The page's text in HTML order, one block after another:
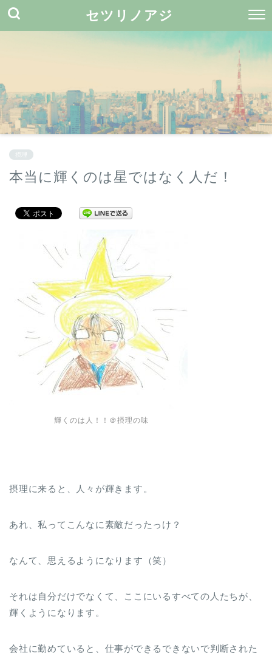
セツリノアジ
本当に輝くのは星ではなく人だ！
輝くのは人！！＠摂理の味
摂理に来ると、人々が輝きます。
あれ、私ってこんなに素敵だったっけ？
なんて、思えるようになります（笑）
それは自分だけでなくて、ここにいるすべての人たちが、
輝くようになります。
会社に勤めていると、仕事ができるできないで判断された